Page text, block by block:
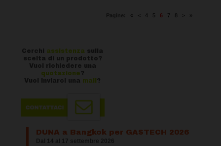
Pagine: « < 4 5 6 7 8 > »
Cerchi assistenza sulla
scelta di un prodotto?
Vuoi richiedere una
quotazione?
Vuoi inviarci una mail ?
DUNA a Bangkok per GASTECH 2026
Dal 14 al 17 settembre 2026